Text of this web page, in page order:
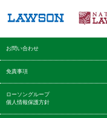
お問い合わせ
免責事項
ローソングループ
個人情報保護方針